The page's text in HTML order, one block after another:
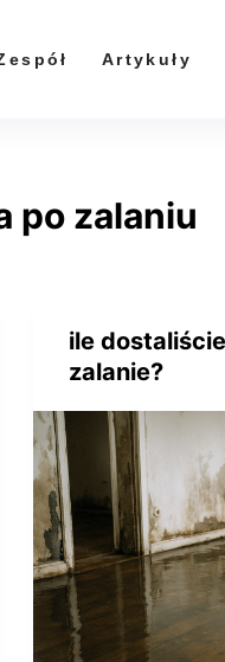
Artykuły
po zalaniu
ile
zalanie?